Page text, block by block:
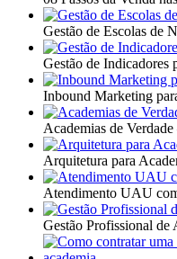
Gestão de Escolas de
Gestão de Indicadores
Inbound Marketing
Academias de Verdade
Arquitetura para
Atendimento UAU
Gestão Profissional de